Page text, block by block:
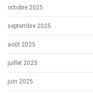
octobre 2025
septembre 2025
août 2025
juillet 2025
juin 2025